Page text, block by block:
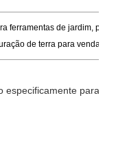
ferramentas de jardim,
de terra para venda
especificamente para a